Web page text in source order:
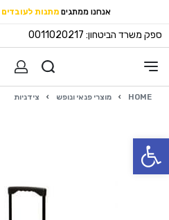
פתח סרגל נגישות
אנחנו ממתגים מתנות לעובדים
ספק משרד הביטחון: 0011020217
HOME
› מוצרי פנאי ונופש › צידניות